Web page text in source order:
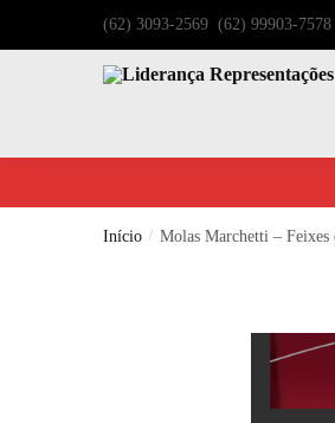
(62) 3093-2569 (62) 99903-7578
Início / Molas Marchetti – Feixes